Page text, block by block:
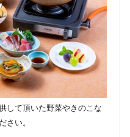
して頂いた野菜やきのこな
さい。